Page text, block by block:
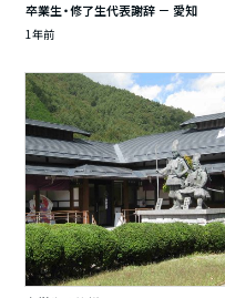
卒業生・修了生代表謝辞 － 愛知
1年前